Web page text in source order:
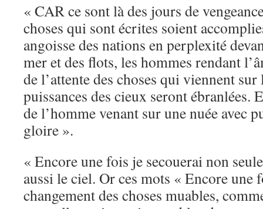
« CAR ce sont là des jours de
choses qui sont écrites soient
angoisse des nations en perplexité
mer et des flots, les hommes rendant
de l’attente des choses qui viennent
puissances des cieux seront ébranlées.
de l’homme venant sur une nuée avec
gloire ».
« Encore une fois je secouerai non
aussi le ciel. Or ces mots « Encore une
changement des choses muables,